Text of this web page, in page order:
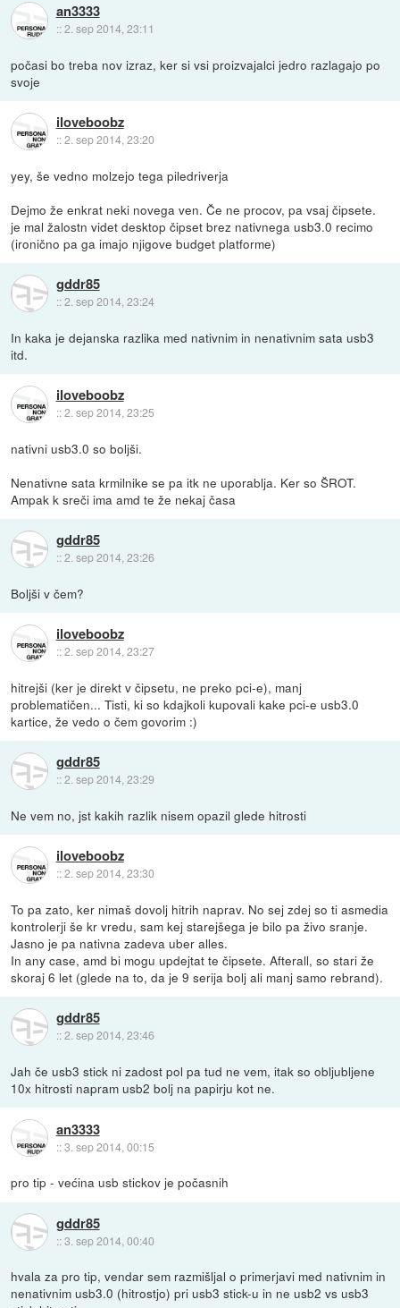
an3333
::2. sep 2014, 23:11
počasi bo treba nov izraz, ker si vsi proizvajalci jedro razlagajo po
svoje
iloveboobz
::2. sep 2014, 23:20
yey, še vedno molzejo tega piledriverja
Dejmo že enkrat neki novega ven. Če ne procov, pa vsaj čipsete.
je mal žalostn videt desktop čipset brez nativnega usb3.0 recimo
(ironično pa ga imajo njigove budget platforme)
gddr85
::2. sep 2014, 23:24
In kaka je dejanska razlika med nativnim in nenativnim sata usb3
itd.
iloveboobz
::2. sep 2014, 23:25
nativni usb3.0 so boljši.
Nenativne sata krmilnike se pa itk ne uporablja. Ker so ŠROT.
Ampak k sreči ima amd te že nekaj časa
gddr85
::2. sep 2014, 23:26
Boljši v čem?
iloveboobz
::2. sep 2014, 23:27
hitrejši (ker je direkt v čipsetu, ne preko pci-e), manj
problematičen... Tisti, ki so kdajkoli kupovali kake pci-e usb3.0
kartice, že vedo o čem govorim :)
gddr85
::2. sep 2014, 23:29
Ne vem no, jst kakih razlik nisem opazil glede hitrosti
iloveboobz
::2. sep 2014, 23:30
To pa zato, ker nimaš dovolj hitrih naprav. No sej zdej so ti asmedia
kontrolerji še kr vredu, sam kej starejšega je bilo pa živo sranje.
Jasno je pa nativna zadeva uber alles.
In any case, amd bi mogu updejtat te čipsete. Afterall, so stari že
skoraj 6 let (glede na to, da je 9 serija bolj ali manj samo rebrand).
gddr85
::2. sep 2014, 23:46
Jah če usb3 stick ni zadost pol pa tud ne vem, itak so obljubljene
10x hitrosti napram usb2 bolj na papirju kot ne.
an3333
::3. sep 2014, 00:15
pro tip - većina usb stickov je počasnih
gddr85
::3. sep 2014, 00:40
hvala za pro tip, vendar sem razmišljal o primerjavi med nativnim in
nenativnim usb3.0 (hitrostjo) pri usb3 stick-u in ne usb2 vs usb3